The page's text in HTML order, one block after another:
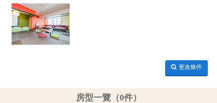
更改條件
房型一覽（0件）